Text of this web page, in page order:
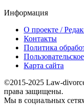
Информация
О проекте /
Контакты
Политика
Карта сайта
©2015-2025 Law-
права защищены.
Мы в социальных